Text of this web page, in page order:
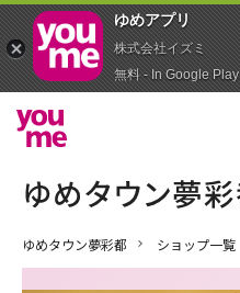
ゆめタウン夢彩都 ショップ一覧
ゆめアプ‪リ‬
株式会社イズミ
無料 - In Google Play